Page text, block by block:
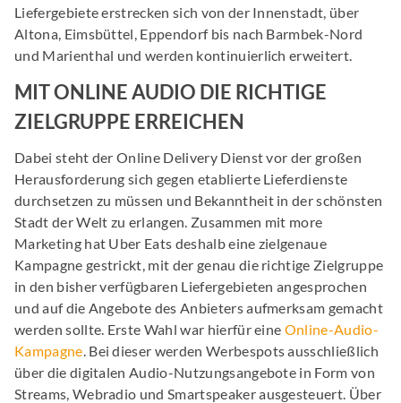
Liefergebiete erstrecken sich von der Innenstadt, über
Altona, Eimsbüttel, Eppendorf bis nach Barmbek-Nord
und Marienthal und werden kontinuierlich erweitert.
MIT ONLINE AUDIO DIE RICHTIGE
ZIELGRUPPE ERREICHEN
Dabei steht der Online Delivery Dienst vor der großen
Herausforderung sich gegen etablierte Lieferdienste
durchsetzen zu müssen und Bekanntheit in der schönsten
Stadt der Welt zu erlangen. Zusammen mit more
Marketing hat Uber Eats deshalb eine zielgenaue
Kampagne gestrickt, mit der genau die richtige Zielgruppe
in den bisher verfügbaren Liefergebieten angesprochen
und auf die Angebote des Anbieters aufmerksam gemacht
werden sollte. Erste Wahl war hierfür eine Online-Audio-
Kampagne. Bei dieser werden Werbespots ausschließlich
über die digitalen Audio-Nutzungsangebote in Form von
Streams, Webradio und Smartspeaker ausgesteuert. Über